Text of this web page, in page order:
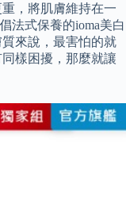
，將肌膚維持在一
法式保養的ioma美白
來說，最害怕的就
樣困擾，那麼就讓